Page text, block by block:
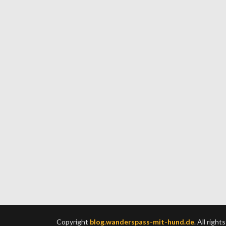
Copyright blog.wanderspass-mit-hund.de. All